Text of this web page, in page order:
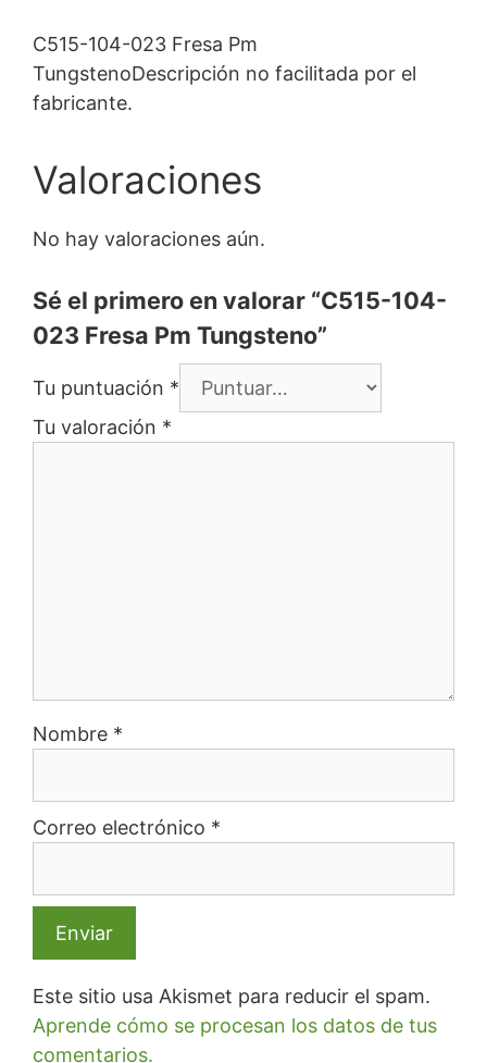
C515-104-023 Fresa Pm
TungstenoDescripción no facilitada por el
fabricante.
Valoraciones
No hay valoraciones aún.
Sé el primero en valorar “C515-104-
023 Fresa Pm Tungsteno”
Tu puntuación *
Tu valoración *
Nombre *
Correo electrónico *
Este sitio usa Akismet para reducir el spam.
Aprende cómo se procesan los datos de tus
comentarios.